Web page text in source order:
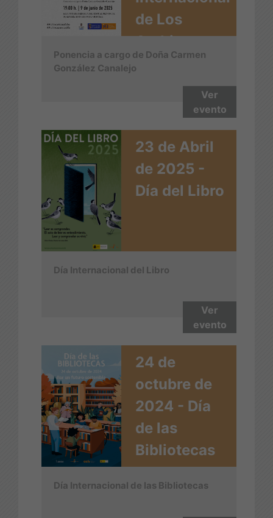
de Los
Archivos
Ponencia a cargo de Doña Carmen
González Canalejo
Ver
evento
23 de Abril
de 2025 -
Día del Libro
Día Internacional del Libro
Ver
evento
24 de
octubre de
2024 - Día
de las
Bibliotecas
Día Internacional de las Bibliotecas